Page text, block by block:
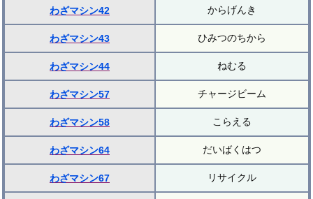
わざマシン42 からげんき
わざマシン43 ひみつのちから
わざマシン44 ねむる
わざマシン57 チャージビーム
わざマシン58 こらえる
わざマシン64 だいばくはつ
わざマシン67 リサイクル